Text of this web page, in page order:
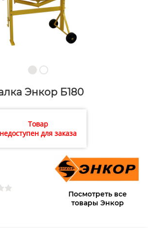
Энкор Б180
Товар
недоступен для заказа
Посмотреть все
товары Энкор